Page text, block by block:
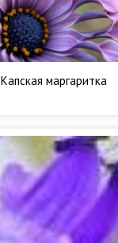
Капская маргаритка